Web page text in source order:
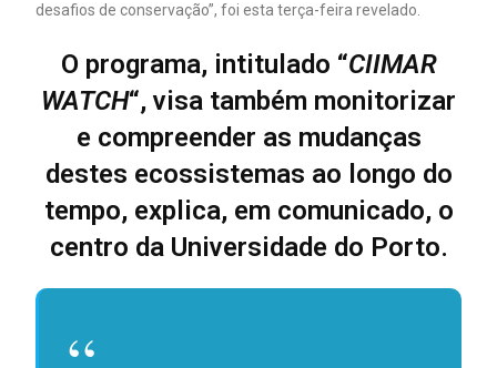
desafios de conservação”, foi esta terça-feira revelado.
O programa, intitulado “CIIMAR
WATCH“, visa também monitorizar
e compreender as mudanças
destes ecossistemas ao longo do
tempo, explica, em comunicado, o
centro da Universidade do Porto.